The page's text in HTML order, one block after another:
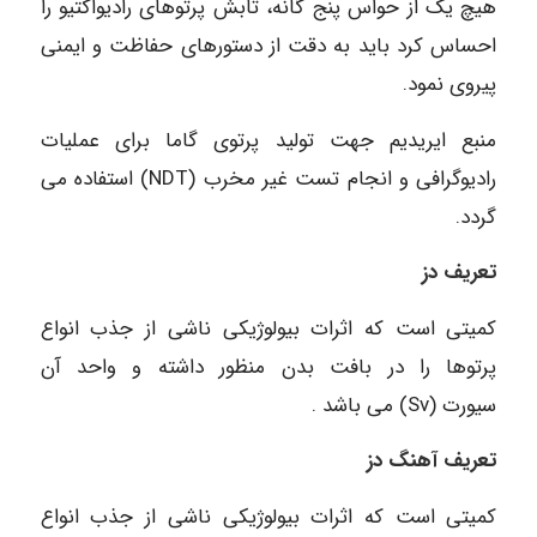
هیچ یک از حواس پنج گانه، تابش پرتوهای رادیواکتیو را
احساس کرد باید به دقت از دستورهای حفاظت و ایمنی
پیروی نمود.
منبع ایریدیم جهت تولید پرتوی گاما برای عملیات
رادیوگرافی و انجام تست غیر مخرب (NDT) استفاده می
گردد.
تعریف دز
کمیتی است که اثرات بیولوژیکی ناشی از جذب انواع
پرتوها را در بافت بدن منظور داشته و واحد آن
سیورت (Sv) می باشد .
تعریف آهنگ دز
کمیتی است که اثرات بیولوژیکی ناشی از جذب انواع